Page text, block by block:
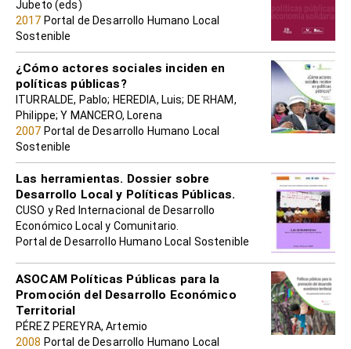
Jubeto (eds)
2017 Portal de Desarrollo Humano Local
Sostenible
¿Cómo actores sociales inciden en
políticas públicas?
ITURRALDE, Pablo; HEREDIA, Luis; DE RHAM,
Philippe; Y MANCERO, Lorena
2007 Portal de Desarrollo Humano Local
Sostenible
Las herramientas. Dossier sobre
Desarrollo Local y Políticas Públicas.
CUSO y Red Internacional de Desarrollo
Económico Local y Comunitario.
Portal de Desarrollo Humano Local Sostenible
ASOCAM Políticas Públicas para la
Promoción del Desarrollo Económico
Territorial
PÉREZ PEREYRA, Artemio
2008 Portal de Desarrollo Humano Local